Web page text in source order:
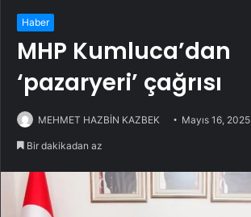
Haber
MHP Kumluca’dan
‘pazaryeri’ çağrısı
MEHMET HAZBİN KAZBEK Mayıs 16, 2025
Bir dakikadan az